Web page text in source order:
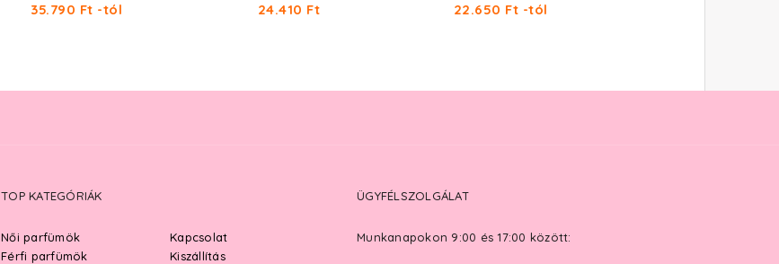
35.790 Ft -tól 24.410 Ft 22.650 Ft -tól
TOP KATEGÓRIÁK
Női parfümök
Férfi parfümök
Kapcsolat
Kiszállítás
ÜGYFÉLSZOLGÁLAT
Munkanapokon 9:00 és 17:00 között: